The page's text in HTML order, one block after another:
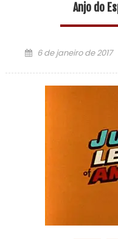
Anjo do
6 de janeiro de 2017